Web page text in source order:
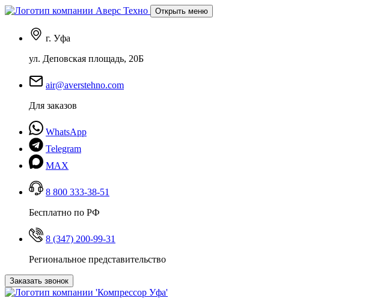
Открыть меню
г. Уфа
ул. Деповская площадь, 20Б
air@averstehno.com
Для заказов
WhatsApp
Telegram
MAX
8 800 333-38-51
Бесплатно по РФ
8 (347) 200-99-31
Региональное представительство
Заказать звонок